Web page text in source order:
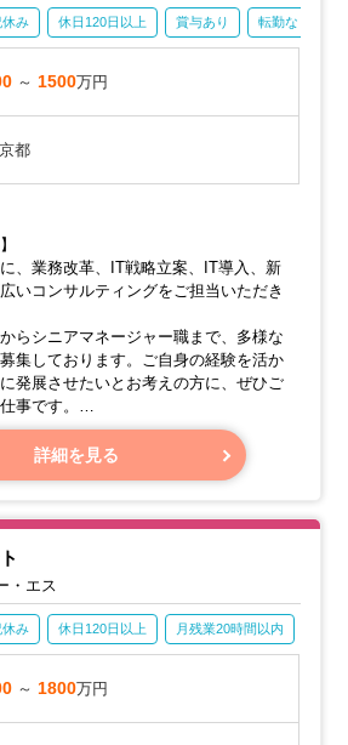
休み 休日120日以上 賞与あり 転勤なし
～ 1500万円
都
、業務改革、IT戦略立案、IT導入、新
いコンサルティングをご担当いただき
らシニアマネージャー職まで、多様な
集しております。ご自身の経験を活か
発展させたいとお考えの方に、ぜひご
事です。
スト最適化、ITシステム調達、PMO等
、業務設計に関するプロセス/ITコンサ
刷新を含む、各種プロジェクトマネジ
詳細を見る
・エス
休み 休日120日以上 月残業20時間以内
～ 1800万円